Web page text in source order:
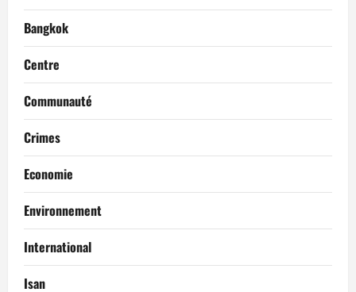
Bangkok
Centre
Communauté
Crimes
Economie
Environnement
International
Isan